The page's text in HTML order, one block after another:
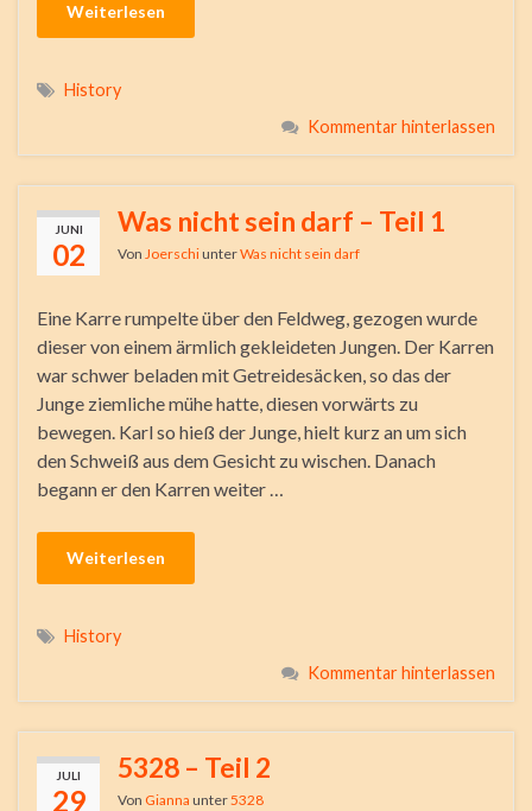
Weiterlesen
History
Kommentar hinterlassen
JUNI
02
Was nicht sein darf – Teil 1
Von JoerschiunterWas nicht sein darf
Eine Karre rumpelte über den Feldweg, gezogen wurde
dieser von einem ärmlich gekleideten Jungen. Der Karren
war schwer beladen mit Getreidesäcken, so das der
Junge ziemliche mühe hatte, diesen vorwärts zu
bewegen. Karl so hieß der Junge, hielt kurz an um sich
den Schweiß aus dem Gesicht zu wischen. Danach
begann er den Karren weiter …
Weiterlesen
History
Kommentar hinterlassen
JULI
29
5328 – Teil 2
Von Gianna unter 5328